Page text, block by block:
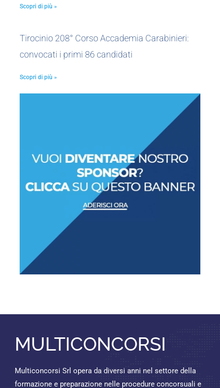
Scopri di più »
Tirocinio 208° Corso Accademia Carabinieri:
convocati i primi 86 candidati
Scopri di più »
MULTICONCORSI
Multiconcorsi Srl opera da diversi anni nel settore della
formazione e preparazione nelle procedure concorsuali e